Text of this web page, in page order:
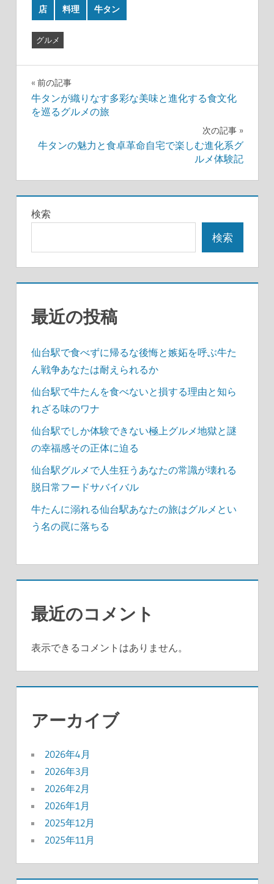
店 料理 牛タン
グルメ
投
稿
ゲ
ー
シ
ョ
ン
前の記事
牛タンが織りなす多彩な美味と進化する食文化
を巡るグルメの旅
次の記事
牛タンの魅力と食卓革命自宅で楽しむ進化系グ
ルメ体験記
検索
検索
最近の投稿
仙台駅で食べずに帰るな後悔と嫉妬を呼ぶ牛た
ん戦争あなたは耐えられるか
仙台駅で牛たんを食べないと損する理由と知ら
れざる味のワナ
仙台駅でしか体験できない極上グルメ地獄と謎
の幸福感その正体に迫る
仙台駅グルメで人生狂うあなたの常識が壊れる
脱日常フードサバイバル
牛たんに溺れる仙台駅あなたの旅はグルメとい
う名の罠に落ちる
最近のコメント
表示できるコメントはありません。
アーカイブ
2026年4月
2026年3月
2026年2月
2026年1月
2025年12月
2025年11月